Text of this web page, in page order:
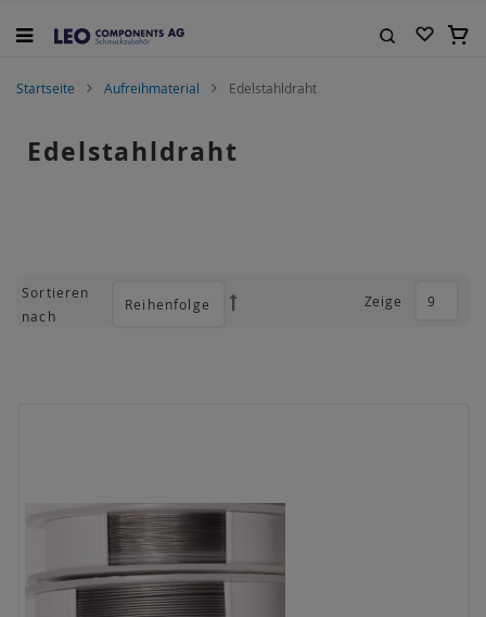
Inhalt
Startseite Aufreihmaterial Edelstahldraht
Edelstahldraht
Zeige
Sortieren
nach
Absteigend